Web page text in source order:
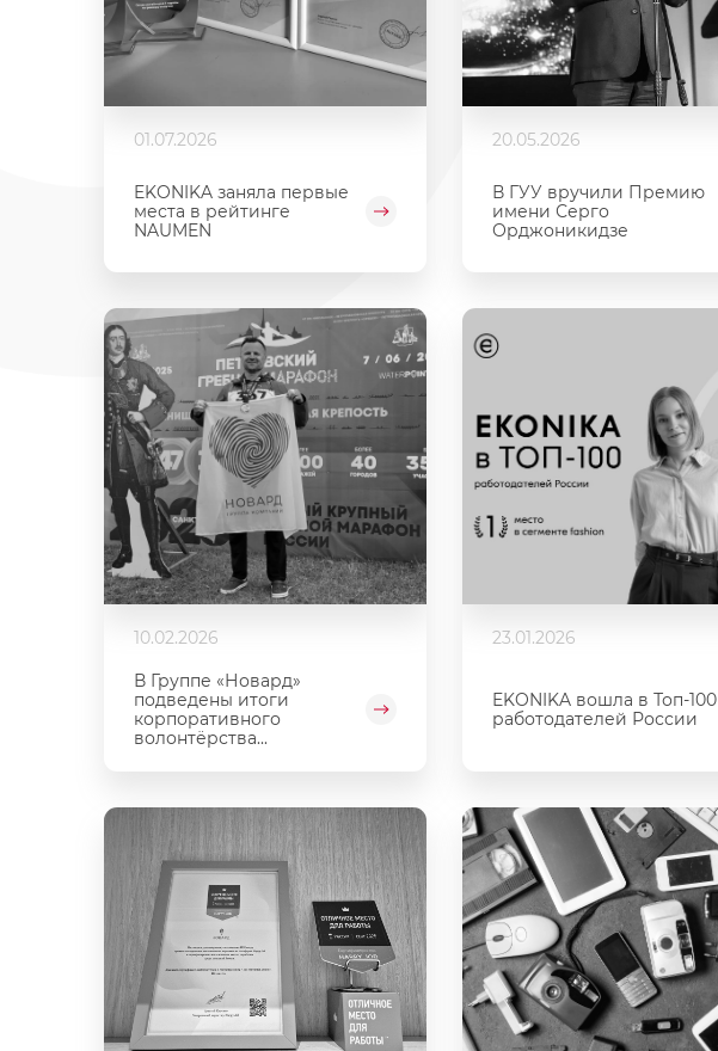
01.07.2026
EKONIKA заняла первые
места в рейтинге
NAUMEN
20.05.2026
В ГУУ вручили Премию
имени Серго
Орджоникидзе
10.02.2026
В Группе «Новард»
подведены итоги
корпоративного
волонтёрства...
23.01.2026
EKONIKA вошла в Топ-100
работодателей России